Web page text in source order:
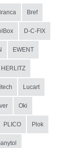
Bref
D-C-FIX
EWENT
HERLITZ
Lucart
Oki
PLICO Plok